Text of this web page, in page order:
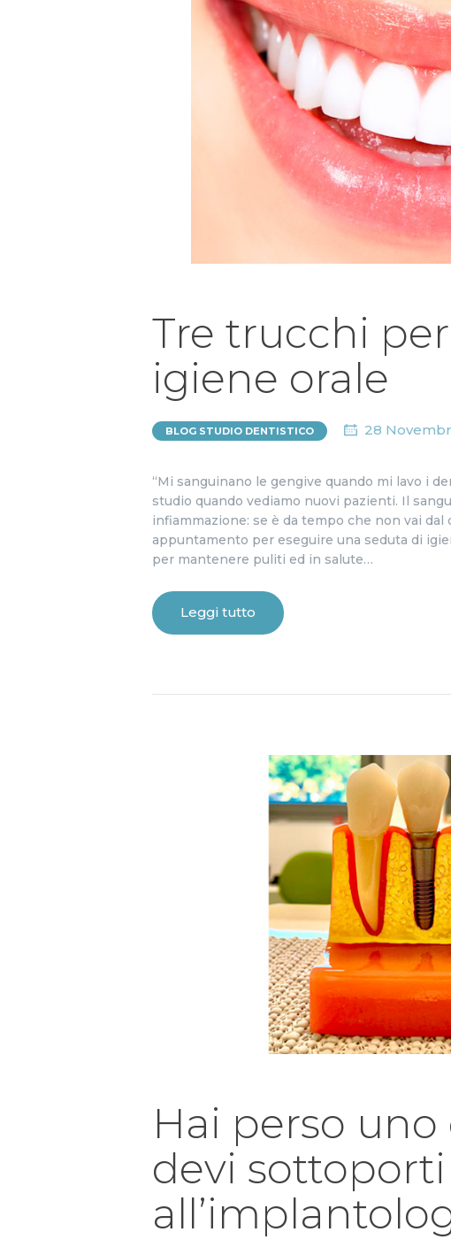
Tre trucchi
igiene orale
BLOG STUDIO DENTISTICO 28
“Mi sanguinano le gengive quando mi lavo i
studio quando vediamo nuovi pazienti. Il
infiammazione: se è da tempo che non vai
appuntamento per eseguire una seduta di
per mantenere puliti ed in salute…
Leggi tutto
Hai perso
devi sottoporti